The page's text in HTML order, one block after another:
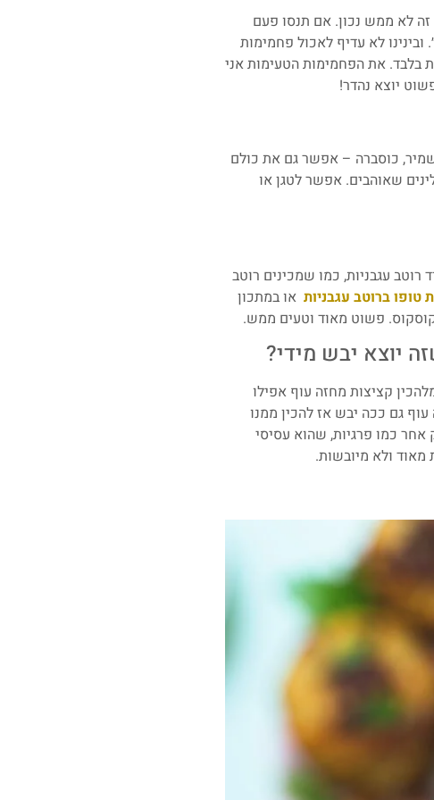
זה לא ממש נכון. אם תנסו פעם
לא עדיף לאכול פחמימות
בלבד. את הפחמימות הטעימות אני
יוצא נהדר!
שמיר, כוסברה – אפשר גם את כולם
שאוהבים. אפשר לטגן או
רוטב עגבניות, כמו שמכינים רוטב
טופו ברוטב עגבניות או במתכון
קוסקוס. פשוט מאוד וטעים ממש.
יוצא יבש מידי?
קציצות מחזה עוף אפילו
גם ככה יבש אז להכין ממנו
כמו פרגיות, שהוא עסיסי
מאוד ולא מיובשות.